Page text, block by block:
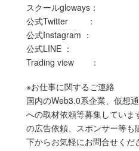
スクールgloways：
公式Twitter ：
公式Instagram ：
公式LINE ：
Trading view ：
※お仕事に関するご連絡
国内のWeb3.0系企業、仮想
への取材依頼等募集してい
の広告依頼、スポンサー等も
下からお気軽にお問合せくだ